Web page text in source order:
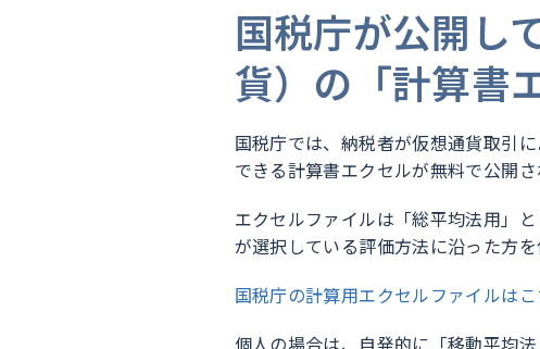
国税庁が公開し
貨）の「計算書
国税庁では、納税者が仮想通貨取引
できる計算書エクセルが無料で公開さ
エクセルファイルは「総平均法用」
が選択している評価方法に沿った方を
国税庁の計算用エクセルファイルは
個人の場合は、自発的に「移動平均